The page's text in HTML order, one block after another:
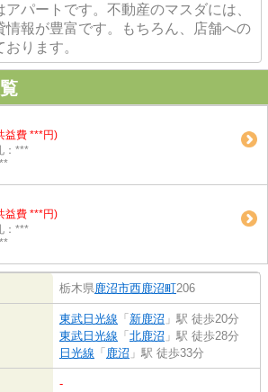
パートです。不動産のマスダには、
情報が豊富です。もちろん、店舗への
ります。
益費 ***円)
：***
益費 ***円)
：***
栃木県鹿沼市西鹿沼町206
東武日光線 「 新鹿沼 」駅 徒歩20分
東武日光線 「 北鹿沼 」駅 徒歩28分
日光線 「 鹿沼 」駅 徒歩33分
-